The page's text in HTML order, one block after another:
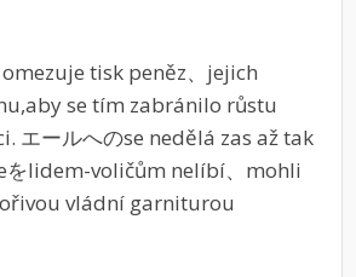
tisk peněz、jejich
se tím zabránilo růstu
エールへのse nedělá zas až tak
をlidem-voličům nelíbí、mohli
vládní garniturou